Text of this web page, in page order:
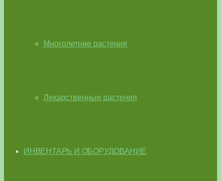
Многолетние растения
Лекарственные растения
ИНВЕНТАРЬ И ОБОРУДОВАНИЕ